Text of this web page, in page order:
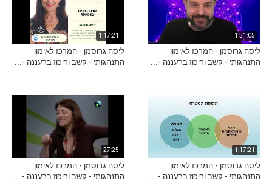
1:31:05
ליסה גרוסמן - המרכז לאימון
התנהגותי - קשב וריכוז ברעננה -...
1:17:21
ליסה גרוסמן - המרכז לאימון
התנהגותי - קשב וריכוז ברעננה -...
1:17:21
ליסה גרוסמן - המרכז לאימון
התנהגותי - קשב וריכוז ברעננה -...
27:25
ליסה גרוסמן - המרכז לאימון
התנהגותי - קשב וריכוז ברעננה -...